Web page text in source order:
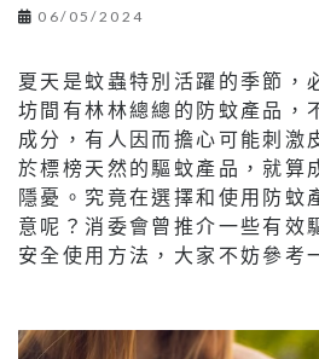
06/05/2024
夏天是蚊蟲特別活躍的季節，
坊間有林林總總的防蚊產品，
成分，有人因而擔心可能刺激
於標榜天然的驅蚊產品，就算
隱憂。究竟在選擇和使用防蚊
意呢？消委會曾推介一些有效
安全使用方法，大家不妨參考